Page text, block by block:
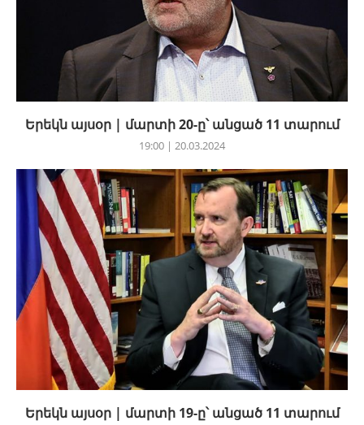
Երեկն այսօր | մարտի 20-ը՝ անցած 11 տարում
19:00 | 20.03.2024
Երեկն այսօր | մարտի 19-ը՝ անցած 11 տարում